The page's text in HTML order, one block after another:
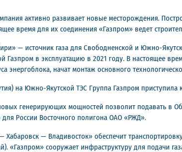
активно развивает новые месторождения.
время для их соединения «Газпром» ведет
— источник газа для Свободненской и Южно-
Газпром в эксплуатацию в 2021 году. В настоящее
энергоблока, начат монтаж основного
на Южно-Якутской ТЭС Группа Газпром
генерирующих мощностей позволит подавать в
для России Восточного полигона ОАО «РЖД».
Хабаровск — Владивосток» обеспечит
«Газпром» сооружает инфраструктуру для подачи